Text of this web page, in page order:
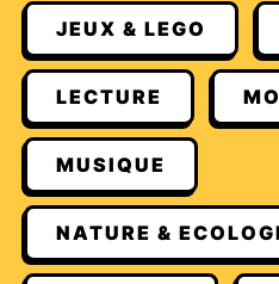
JEUX & LEGO
LECTURE
MUSIQUE
NATURE &